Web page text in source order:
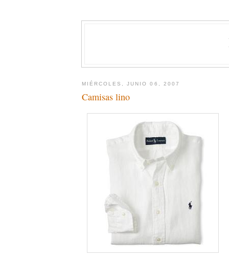
MIÉRCOLES, JUNIO 06, 2007
Camisas lino